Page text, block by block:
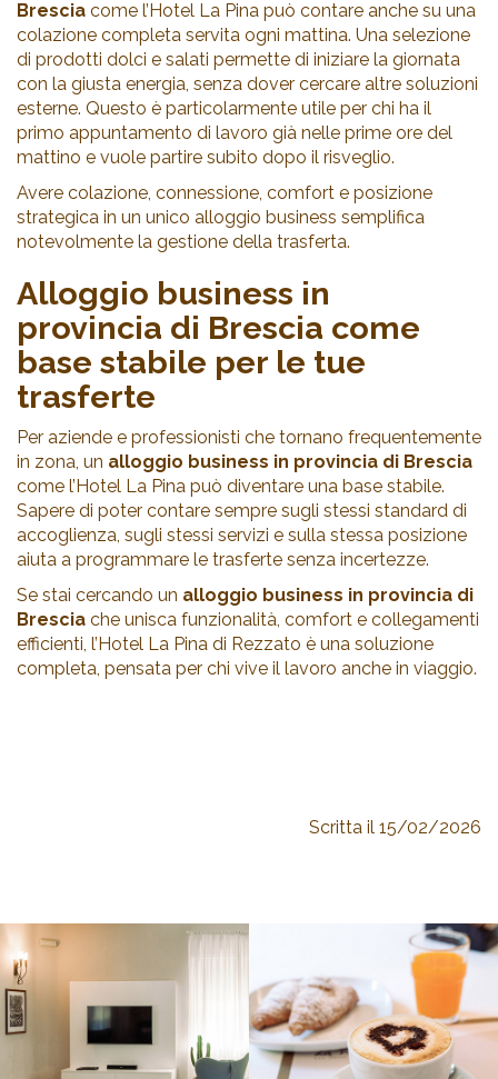
Brescia come l’Hotel La Pina può contare anche su una
colazione completa servita ogni mattina. Una selezione
di prodotti dolci e salati permette di iniziare la giornata
con la giusta energia, senza dover cercare altre soluzioni
esterne. Questo è particolarmente utile per chi ha il
primo appuntamento di lavoro già nelle prime ore del
mattino e vuole partire subito dopo il risveglio.
Avere colazione, connessione, comfort e posizione
strategica in un unico alloggio business semplifica
notevolmente la gestione della trasferta.
Alloggio business in
provincia di Brescia come
base stabile per le tue
trasferte
Per aziende e professionisti che tornano frequentemente
in zona, un alloggio business in provincia di Brescia
come l’Hotel La Pina può diventare una base stabile.
Sapere di poter contare sempre sugli stessi standard di
accoglienza, sugli stessi servizi e sulla stessa posizione
aiuta a programmare le trasferte senza incertezze.
Se stai cercando un alloggio business in provincia di
Brescia che unisca funzionalità, comfort e collegamenti
efficienti, l’Hotel La Pina di Rezzato è una soluzione
completa, pensata per chi vive il lavoro anche in viaggio.
Scritta il 15/02/2026